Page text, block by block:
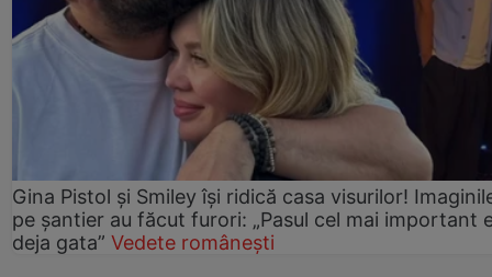
Gina Pistol și Smiley își ridică casa visurilor!
pe șantier au făcut furori: „Pasul cel mai important
deja gata” Vedete românești